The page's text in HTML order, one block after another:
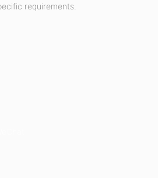
requirements.